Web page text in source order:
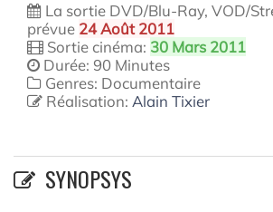
La sortie DVD/Blu-Ray, VOD/
prévue 24 Août 2011
Sortie cinéma: 30 Mars 2011
Durée: 90 Minutes
Genres: Documentaire
Réalisation: Alain Tixier
SYNOPSYS